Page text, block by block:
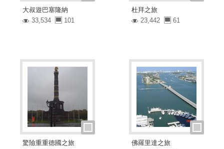
大叔遊巴塞隆納
33,534
101
杜拜之旅
23,442
61
驚險重重德國之旅
佛羅里達之旅